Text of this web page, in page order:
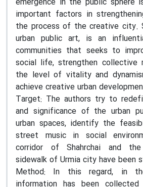
important factors in
the process of the creative city.
urban public art, is an
communities that seeks to
social life, strengthen collective
the level of vitality and
achieve creative urban
Target: The authors try to
and significance of the urban
urban spaces, identify the
street music in social
corridor of Shahrchai and the
sidewalk of Urmia city have been
Method:
In this regard, in
information has been